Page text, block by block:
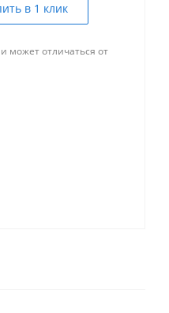
в 1 клик
может отличаться от